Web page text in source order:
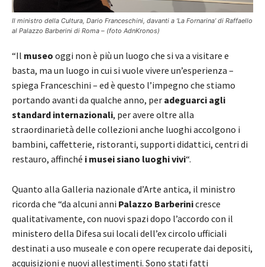
Il ministro della Cultura, Dario Franceschini, davanti a ‘La Fornarina’ di Raffaello
al Palazzo Barberini di Roma – (foto AdnKronos)
“Il museo oggi non è più un luogo che si va a visitare e
basta, ma un luogo in cui si vuole vivere un’esperienza –
spiega Franceschini – ed è questo l’impegno che stiamo
portando avanti da qualche anno, per adeguarci agli
standard internazionali, per avere oltre alla
straordinarietà delle collezioni anche luoghi accolgono i
bambini, caffetterie, ristoranti, supporti didattici, centri di
restauro, affinché i musei siano luoghi vivi“.
Quanto alla Galleria nazionale d’Arte antica, il ministro
ricorda che “da alcuni anni Palazzo Barberinicresce
qualitativamente, con nuovi spazi dopo l’accordo con il
ministero della Difesa sui locali dell’ex circolo ufficiali
destinati a uso museale e con opere recuperate dai depositi,
acquisizioni e nuovi allestimenti. Sono stati fatti